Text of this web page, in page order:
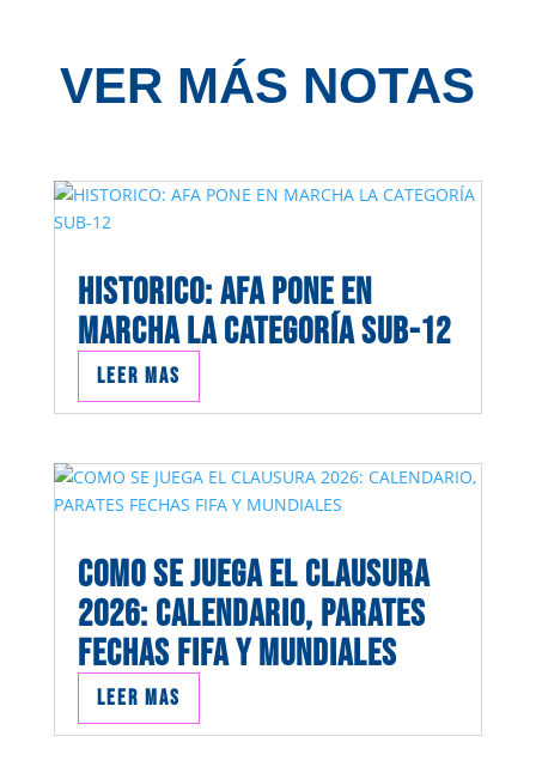
VER MÁS NOTAS
HISTORICO: AFA PONE EN
MARCHA LA CATEGORÍA SUB-12
Leer mas
COMO SE JUEGA EL CLAUSURA
2026: CALENDARIO, PARATES
FECHAS FIFA Y MUNDIALES
Leer mas